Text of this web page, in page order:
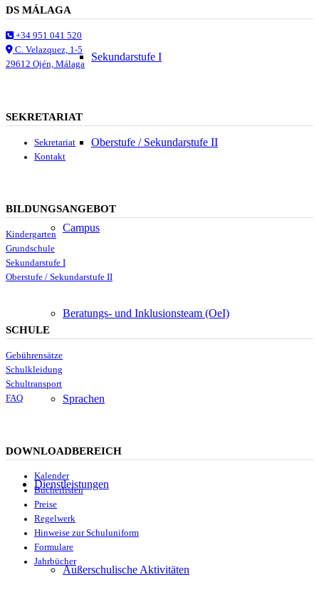
Sekundarstufe I
Oberstufe / Sekundarstufe II
Campus
Beratungs- und Inklusionsteam (OeI)
Sprachen
Dienstleistungen
Außerschulische Aktivitäten
DS MÁLAGA
+34 951 041 520
C. Velazquez, 1-5
29612 Ojén, Málaga
SEKRETARIAT
Sekretariat
Kontakt
BILDUNGSANGEBOT
Kindergarten
Grundschule
Sekundarstufe I
Oberstufe / Sekundarstufe II
SCHULE
Gebührensätze
Schulkleidung
Schultransport
FAQ
DOWNLOADBEREICH
Kalender
Bücherlisten
Preise
Regelwerk
Hinweise zur Schuluniform
Formulare
Jahrbücher